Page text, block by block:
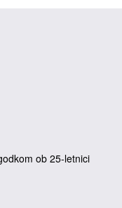
ob 25-letnici